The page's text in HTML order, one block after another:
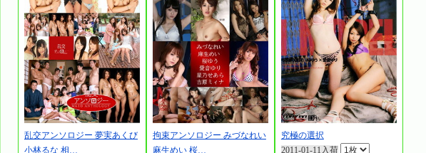
乱交アンソロジー 夢実あくび
小林るな 相…
拘束アンソロジー みづなれい
麻生めい 桜…
究極の選択
2011-01-11入荷